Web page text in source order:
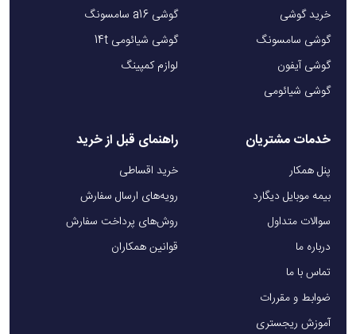
خرید گوشی
گوشی سامسونگ
گوشی آیفون
گوشی شیائومی
گوشی a16 سامسونگ
گوشی شیائومی 14t
لوازم کمپینگ
خدمات مشتریان
پنل همکار
بیمه موبایل دیگارد
سوالات متداول
درباره ما
تماس با ما
ضوابط و مقررات
آموزش ریجستری
راهنمای قبل از خرید
خرید اقساطی
رویه‌های ارسال سفارش
روش‌های پرداخت سفارش
قوانین همکاران